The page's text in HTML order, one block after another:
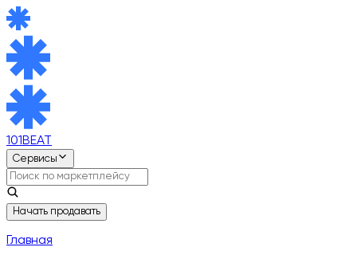
101BEAT
Сервисы
Начать продавать
Главная